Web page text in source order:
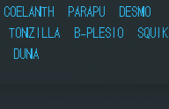
COELANTH PARAPU
DESMO
TONZILLA B-PLESIO
SQUIK
DUNA